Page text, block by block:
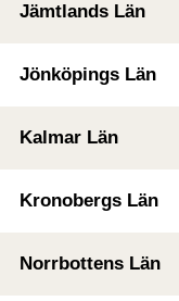
Jämtlands Län
Jönköpings Län
Kalmar Län
Kronobergs Län
Norrbottens Län